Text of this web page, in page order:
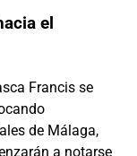
el
Francis se
de Málaga,
a notarse